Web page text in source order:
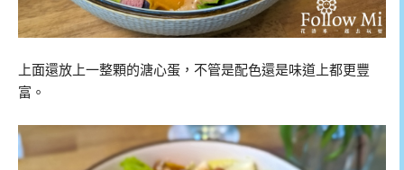
上面還放上一整顆的溏心蛋，不管是配色還是味道上都更豐
富。